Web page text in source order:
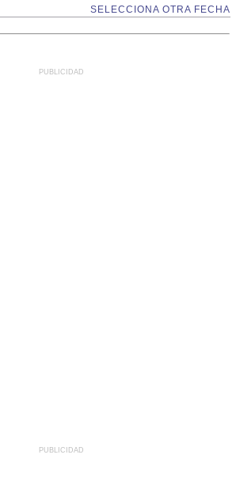
SELECCIONA OTRA FECHA
PUBLICIDAD
PUBLICIDAD